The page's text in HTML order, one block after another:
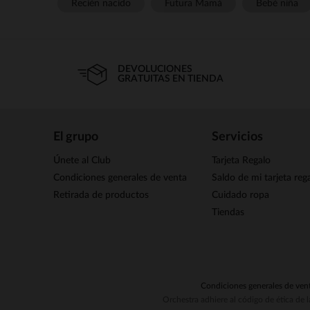
DEVOLUCIONES
GRATUITAS EN TIENDA
El grupo
Únete al Club
Condiciones generales de venta
Retirada de productos
Servicios
Tarjeta Regalo
Saldo de mi tarjeta
Cuidado ropa
Tiendas
Condiciones generales de